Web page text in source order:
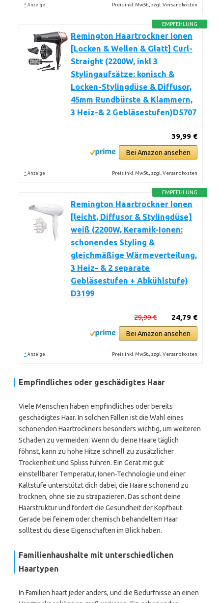
* Anzeige Preis inkl. MwSt., zzgl. Versandkosten
EMPFEHLUNG
Remington Haartrockner Ionen
[Locken & Wellen & Glatt] Curl-
Straight (2200W, inkl 3
Stylingaufsätze: konisch &
Locken-Stylingdüse & Diffusor,
45mm Rundbürste & Klammern,
3 Heiz-& 2 Gebläsestufen)D5707
39,99 €
Bei Amazon ansehen
* Anzeige Preis inkl. MwSt., zzgl. Versandkosten
EMPFEHLUNG
Remington Haartrockner Ionen
[leicht, Diffusor & Stylingdüse]
weiß (2200W, Keramik-Ionen:
schonendes Styling &
gleichmäßige Wärmeverteilung,
3 Heiz- & 2 separate
Gebläsestufen + Abkühlstufe)
D3199
24,79 €
29,99 €
Bei Amazon ansehen
* Anzeige Preis inkl. MwSt., zzgl. Versandkosten
Empfindliches oder geschädigtes Haar
Viele Menschen haben empfindliches oder bereits
geschädigtes Haar. In solchen Fällen ist die Wahl eines
schonenden Haartrockners besonders wichtig, um weiteren
Schaden zu vermeiden. Wenn du deine Haare täglich
föhnst, kann zu hohe Hitze schnell zu zusätzlicher
Trockenheit und Spliss führen. Ein Gerät mit gut
einstellbarer Temperatur, Ionen-Technologie und einer
Kaltstufe unterstützt dich dabei, die Haare schonend zu
trocknen, ohne sie zu strapazieren. Das schont deine
Haarstruktur und fördert die Gesundheit der Kopfhaut.
Gerade bei feinem oder chemisch behandeltem Haar
solltest du diese Eigenschaften im Blick haben.
Familienhaushalte mit unterschiedlichen
Haartypen
In Familien haart jeder anders, und die Bedürfnisse an einen